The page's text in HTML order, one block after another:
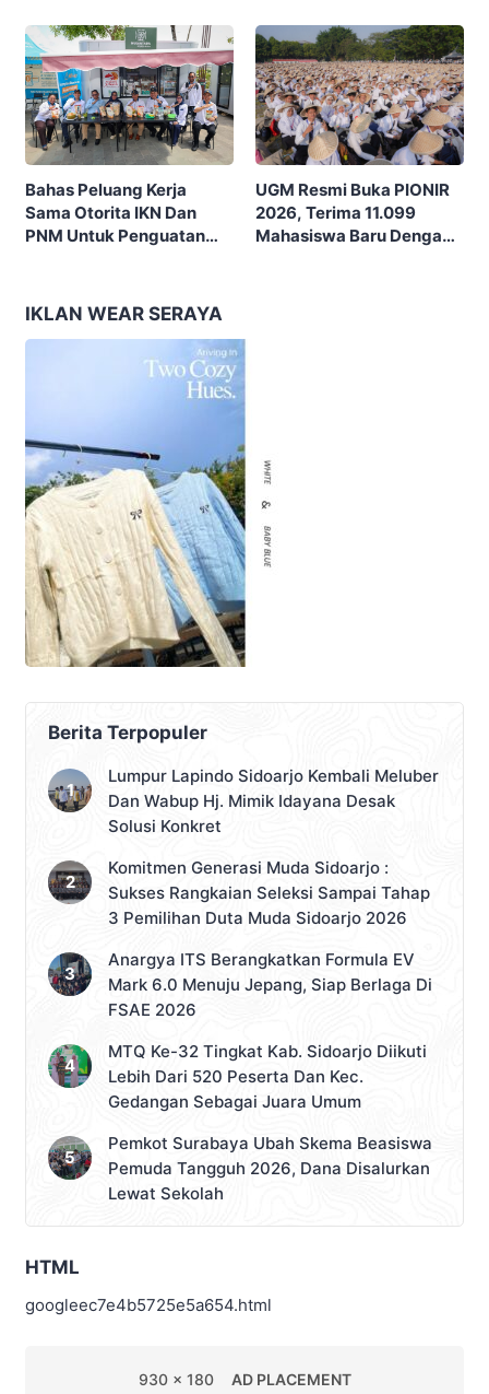
Kritis Hadapi Euforia AI
Bahas Peluang Kerja
Sama Otorita IKN Dan
PNM Untuk Penguatan
UGM Resmi Buka PIONIR
2026, Terima 11.099
Mahasiswa Baru Dengan
IKLAN WEAR SERAYA
Berita Terpopuler
Lumpur Lapindo Sidoarjo Kembali Meluber
Dan Wabup Hj. Mimik Idayana Desak
Solusi Konkret
Komitmen Generasi Muda Sidoarjo :
Sukses Rangkaian Seleksi Sampai Tahap
3 Pemilihan Duta Muda Sidoarjo 2026
Anargya ITS Berangkatkan Formula EV
Mark 6.0 Menuju Jepang, Siap Berlaga Di
FSAE 2026
MTQ Ke-32 Tingkat Kab. Sidoarjo Diikuti
Lebih Dari 520 Peserta Dan Kec.
Gedangan Sebagai Juara Umum
Pemkot Surabaya Ubah Skema Beasiswa
Pemuda Tangguh 2026, Dana Disalurkan
Lewat Sekolah
HTML
googleec7e4b5725e5a654.html
930 x 180 AD PLACEMENT